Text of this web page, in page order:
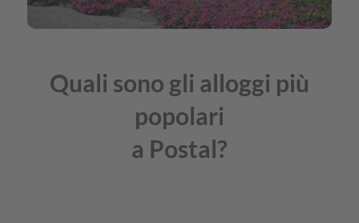
Quali sono gli alloggi più
popolari
a Postal?